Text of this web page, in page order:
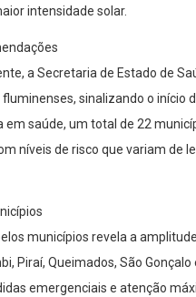
intensidade solar.
a Secretaria de Estado de
sinalizando o início
em saúde, um total de 22
níveis de risco que variam de
municípios revela a
Piraí, Queimados, São
emergenciais e atenção